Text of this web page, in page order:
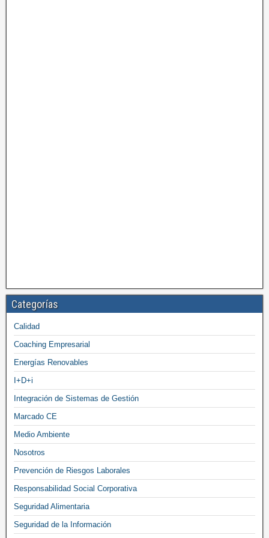
Categorías
Calidad
Coaching Empresarial
Energías Renovables
I+D+i
Integración de Sistemas de Gestión
Marcado CE
Medio Ambiente
Nosotros
Prevención de Riesgos Laborales
Responsabilidad Social Corporativa
Seguridad Alimentaria
Seguridad de la Información